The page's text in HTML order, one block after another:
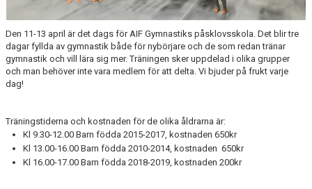
FRÅGOR & SVAR
Den 11-13 april är det dags för AIF Gymnastiks påsklovsskola. Det blir tre
dagar fyllda av gymnastik både för nybörjare och de som redan tränar
gymnastik och vill lära sig mer. Träningen sker uppdelad i olika grupper
och man behöver inte vara medlem för att delta. Vi bjuder på frukt varje
dag!
Träningstiderna och kostnaden för de olika åldrarna är:
Kl 9.30-12.00 Barn födda 2015-2017, kostnaden 650kr
Kl 13.00-16.00 Barn födda 2010-2014, kostnaden 650kr
Kl 16.00-17.00 Barn födda 2018-2019, kostnaden 200kr